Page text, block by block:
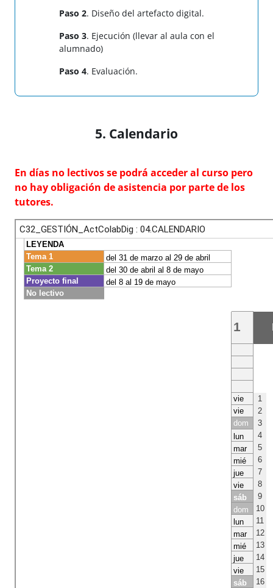
Paso 2. Diseño del artefacto digital.
Paso 3. Ejecución (llevar al aula con el
alumnado)
Paso 4. Evaluación.
5. Calendario
En días no lectivos se podrá acceder al curso pero
no hay obligación de asistencia por parte de los
tutores.